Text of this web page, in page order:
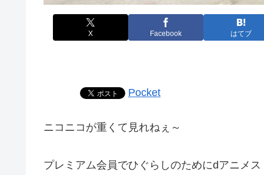
X Facebook はてブ
Pocket
ニコニコが重くて見れねぇ～
プレミアム会員でひぐらしのためにdアニメ